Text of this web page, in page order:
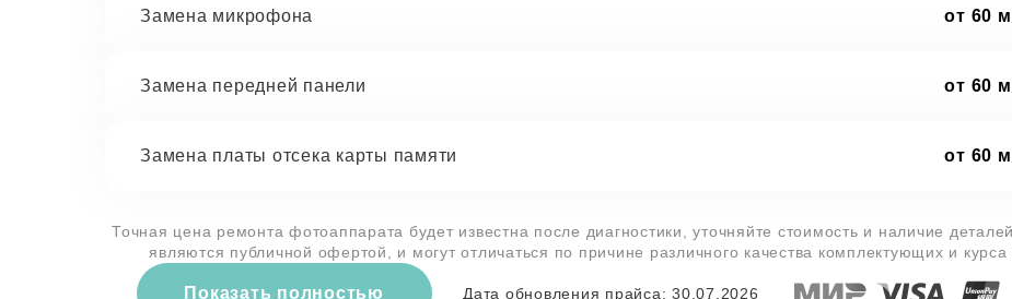
Замена микрофона от 60
Замена передней панели от 60
Замена платы отсека карты памяти от 60
Точная цена ремонта фотоаппарата будет известна после диагностики, уточняйте стоимость и наличие
являются публичной офертой, и могут отличаться по причине различного качества комплектующих и
Показать полностью Дата обновления прайса: 30.07.2026